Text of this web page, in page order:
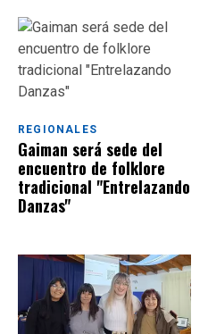
REGIONALES
Gaiman será sede del
encuentro de folklore
tradicional "Entrelazando
Danzas"